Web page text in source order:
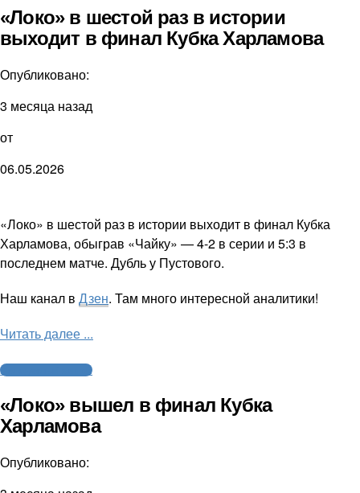
«Локо» в шестой раз в истории
выходит в финал Кубка Харламова
Опубликовано:
3 месяца назад
от
06.05.2026
«Локо» в шестой раз в истории выходит в финал Кубка
Харламова, обыграв «Чайку» — 4-2 в серии и 5:3 в
последнем матче. Дубль у Пустового.
Наш канал в Дзен. Там много интересной аналитики!
Читать далее ...
Молодежный хоккей
«Локо» вышел в финал Кубка
Харламова
Опубликовано: